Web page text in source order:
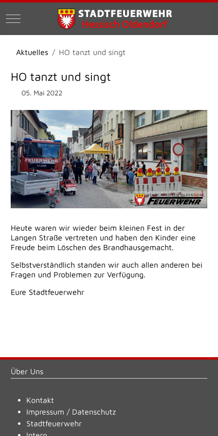
Mobile Menu Toggle
Aktuelles HO tanzt und singt
HO tanzt und singt
05. Mai 2022
Heute waren wir wieder beim kleinen Fest in der
Langen Straße vertreten und haben den Kinder eine
Freude beim Löschen des Brandhausgemacht.
Selbstverständlich standen wir auch allen anderen bei
Fragen und Problemen zur Verfügung.
Eure Stadtfeuerwehr
Über Uns
Kontakt
Impressum / Datenschutz
Stadtfeuerwehr